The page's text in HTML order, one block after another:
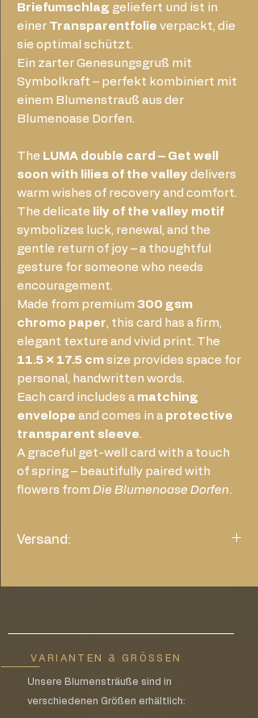
Briefumschlag geliefert und ist in
einer Transparentfolie verpackt, die
sie optimal schützt.
Ein zarter Genesungsgruß mit
Symbolkraft – perfekt kombiniert mit
einem Blumenstrauß aus der
Blumenoase Dorfen.
The LUMA double card – Get well
soon with lilies of the valley delivers
warm wishes of recovery and comfort.
The delicate lily of the valley motif
symbolizes luck, renewal, and the
gentle return of joy – a thoughtful
gesture for someone who needs
encouragement.
Made from premium 300 gsm
chromo paper, this card has a firm,
elegant texture and vivid print. The
11.5 × 17.5 cm size provides space for
personal, handwritten words.
Each card includes a matching
envelope and comes in a protective
transparent sleeve.
A graceful get-well card with a touch
of spring – beautifully paired with
flowers from Die Blumenoase Dorfen.
Versand:
die Versandkosten von 1,45€
VARIANTEN & GRÖSSEN
Unsere Blumensträuße sind in
verschiedenen Größen erhältlich: